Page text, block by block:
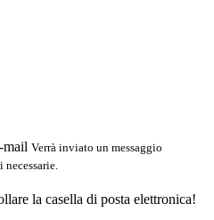
mail Verrà inviato un messaggio
la casella di posta elettronica!